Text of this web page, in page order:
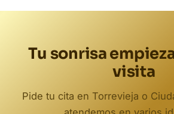
Tu sonrisa
visita
Pide tu cita en Torrevieja o